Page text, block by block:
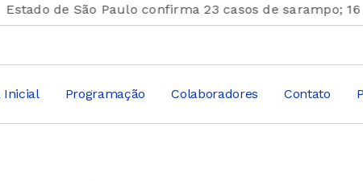
de São Paulo confirma 23 casos de sarampo; 16 não
Inicial Programação Colaboradores Contato